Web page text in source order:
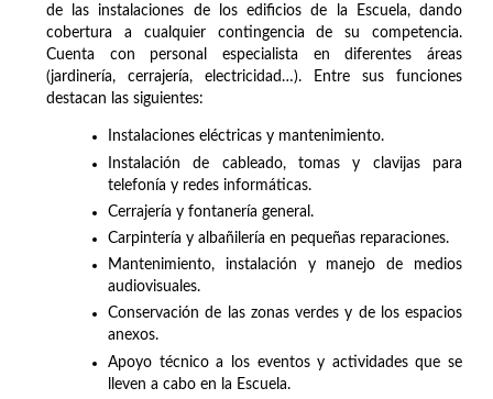
de las instalaciones de los edificios de la Escuela, dando
cobertura a cualquier contingencia de su competencia.
Cuenta con personal especialista en diferentes áreas
(jardinería, cerrajería, electricidad…). Entre sus funciones
destacan las siguientes:
Instalaciones eléctricas y mantenimiento.
Instalación de cableado, tomas y clavijas para
telefonía y redes informáticas.
Cerrajería y fontanería general.
Carpintería y albañilería en pequeñas reparaciones.
Mantenimiento, instalación y manejo de medios
audiovisuales.
Conservación de las zonas verdes y de los espacios
anexos.
Apoyo técnico a los eventos y actividades que se
lleven a cabo en la Escuela.